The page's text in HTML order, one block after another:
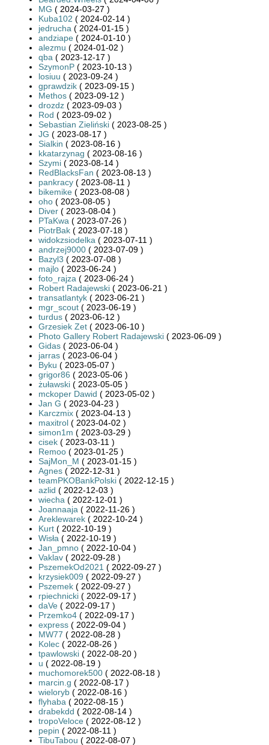
MG ( 2024-03-27 )
Kuba102 ( 2024-02-14 )
jedrucha ( 2024-01-15 )
andziape ( 2024-01-10 )
alezmu ( 2024-01-02 )
qba ( 2023-12-17 )
SzymonP ( 2023-10-13 )
losiuu ( 2023-09-24 )
gprawdzik ( 2023-09-15 )
Methos ( 2023-09-12 )
drozdz ( 2023-09-03 )
Rod ( 2023-09-02 )
Sebastian Zieliński ( 2023-08-25 )
JG ( 2023-08-17 )
Sialkin ( 2023-08-16 )
kkatarzynag ( 2023-08-16 )
Szymi ( 2023-08-14 )
RedBlacksFan ( 2023-08-13 )
pankracy ( 2023-08-11 )
bikemike ( 2023-08-08 )
oho ( 2023-08-05 )
Diver ( 2023-08-04 )
PTaKwa ( 2023-07-26 )
PiotrBak ( 2023-07-18 )
widokzsiodelka ( 2023-07-11 )
andrzej9000 ( 2023-07-09 )
Bazyl3 ( 2023-07-08 )
majlo ( 2023-06-24 )
foto_rajza ( 2023-06-24 )
Robert Radajewski ( 2023-06-21 )
transatlantyk ( 2023-06-21 )
mgr_scout ( 2023-06-19 )
turdus ( 2023-06-12 )
Grzesiek Zet ( 2023-06-10 )
Photo Gallery Robert Radajewski ( 2023-06-09 )
Gidas ( 2023-06-04 )
jarras ( 2023-06-04 )
Byku ( 2023-05-07 )
grigor86 ( 2023-05-06 )
żuławski ( 2023-05-05 )
mckoper Dawid ( 2023-05-02 )
Jan G ( 2023-04-23 )
Karczmix ( 2023-04-13 )
maxitrol ( 2023-04-02 )
simon1m ( 2023-03-29 )
cisek ( 2023-03-11 )
Remoo ( 2023-01-25 )
SajMon_M ( 2023-01-15 )
Agnes ( 2022-12-31 )
teamPKOBankPolski ( 2022-12-15 )
azlid ( 2022-12-03 )
wiecha ( 2022-12-01 )
Joannaaja ( 2022-11-26 )
Areklewarek ( 2022-10-24 )
Kurt ( 2022-10-19 )
Wisła ( 2022-10-19 )
Jan_pmno ( 2022-10-04 )
Vaklav ( 2022-09-28 )
PszemekOd2021 ( 2022-09-27 )
krzysiek009 ( 2022-09-27 )
Pszemek ( 2022-09-27 )
rpiechnicki ( 2022-09-17 )
daVe ( 2022-09-17 )
Przemko4 ( 2022-09-17 )
express ( 2022-09-04 )
MW77 ( 2022-08-28 )
Kolec ( 2022-08-26 )
tpawlowski ( 2022-08-20 )
u ( 2022-08-19 )
muchomorek500 ( 2022-08-18 )
marcin.g ( 2022-08-17 )
wieloryb ( 2022-08-16 )
flyhaba ( 2022-08-15 )
drabekdd ( 2022-08-14 )
tropoVeloce ( 2022-08-12 )
pepin ( 2022-08-11 )
TibuTabou ( 2022-08-07 )